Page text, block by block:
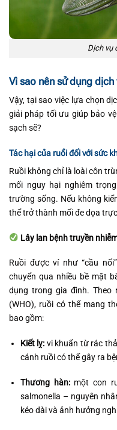
Dịch vụ
Vì sao nên sử dụng
Vậy, tại sao việc lựa chọn
giải pháp tối ưu giúp bảo
sạch sẽ?
Tác hại của ruồi đối với sức
Ruồi không chỉ là loài côn
mối nguy hại nghiêm
trường sống. Nếu không
thể trở thành mối đe dọa
Lây lan bệnh truyền
Ruồi được ví như “cầu
chuyển qua nhiều bề mặt
dụng trong gia đình.
(WHO), ruồi có thể mang
bao gồm:
Kiết lỵ: vi khuẩn từ rác
cánh ruồi có thể gây ra
Thương hàn:một con
salmonella – nguyên
kéo dài và ảnh hưởng